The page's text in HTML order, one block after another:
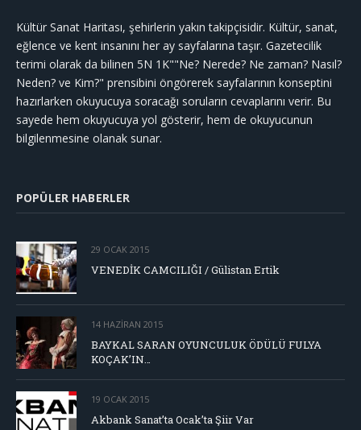
Kültür Sanat Haritası, şehirlerin yakın takipçisidir. Kültür, sanat,
eğlence ve kent insanını her ay sayfalarına taşır. Gazetecilik
terimi olarak da bilinen 5N 1K""Ne? Nerede? Ne zaman? Nasıl?
Neden? ve Kim?" prensibini öngörerek sayfalarının konseptini
hazırlarken okuyucuya soracağı soruların cevaplarını verir. Bu
sayede hem okuyucuya yol gösterir, hem de okuyucunun
bilgilenmesine olanak sunar.
POPÜLER HABERLER
29 OCAK 2015
VENEDİK CAMCILIĞI / Gülistan Ertik
14 HAZIRAN 2015
BAYKAL SARAN OYUNCULUK ÖDÜLÜ FULYA
KOÇAK’IN…
19 OCAK 2015
Akbank Sanat’ta Ocak’ta Şiir Var